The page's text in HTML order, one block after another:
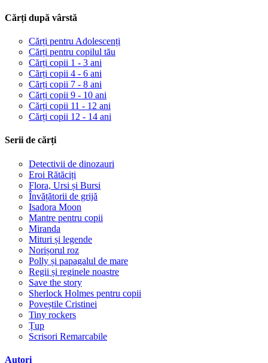
Cărți după vârstă
Cărți pentru Adolescenți
Cărți pentru copilul tău
Cărți copii 1 - 3 ani
Cărți copii 4 - 6 ani
Cărți copii 7 - 8 ani
Cărți copii 9 - 10 ani
Cărți copii 11 - 12 ani
Cărți copii 12 - 14 ani
Serii de cărți
Detectivii de dinozauri
Eroi Rătăciți
Flora, Ursi și Bursi
Învățătorii de grijă
Isadora Moon
Mantre pentru copii
Miranda
Mituri și legende
Norișorul roz
Polly și papagalul de mare
Regii și reginele noastre
Save the story
Sherlock Holmes pentru copii
Poveștile Cristinei
Tiny rockers
Țup
Scrisori Remarcabile
Autori